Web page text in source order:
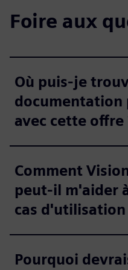
Foire aux
Où puis-je
documentation
avec cette offre
Comment
peut-il m'aider
cas d'utilisation
Pourquoi